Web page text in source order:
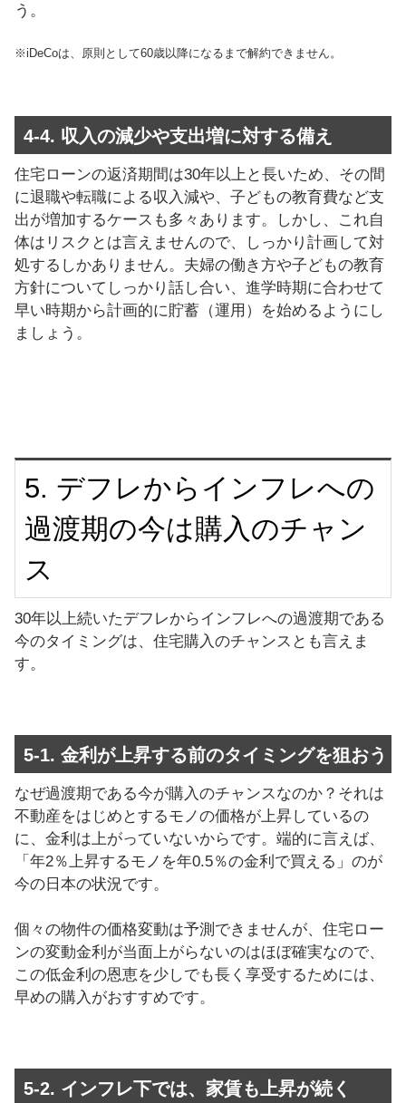
う。
※iDeCoは、原則として60歳以降になるまで解約できません。
4-4. 収入の減少や支出増に対する備え
住宅ローンの返済期間は30年以上と長いため、その間
に退職や転職による収入減や、子どもの教育費など支
出が増加するケースも多々あります。しかし、これ自
体はリスクとは言えませんので、しっかり計画して対
処するしかありません。夫婦の働き方や子どもの教育
方針についてしっかり話し合い、進学時期に合わせて
早い時期から計画的に貯蓄（運用）を始めるようにし
ましょう。
5. デフレからインフレへの
過渡期の今は購入のチャン
ス
30年以上続いたデフレからインフレへの過渡期である
今のタイミングは、住宅購入のチャンスとも言えま
す。
5-1. 金利が上昇する前のタイミングを狙おう
なぜ過渡期である今が購入のチャンスなのか？それは
不動産をはじめとするモノの価格が上昇しているの
に、金利は上がっていないからです。端的に言えば、
「年2％上昇するモノを年0.5％の金利で買える」のが
今の日本の状況です。
個々の物件の価格変動は予測できませんが、住宅ロー
ンの変動金利が当面上がらないのはほぼ確実なので、
この低金利の恩恵を少しでも長く享受するためには、
早めの購入がおすすめです。
5-2. インフレ下では、家賃も上昇が続く